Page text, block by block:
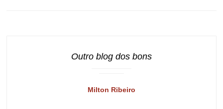
Outro blog dos bons
Milton Ribeiro